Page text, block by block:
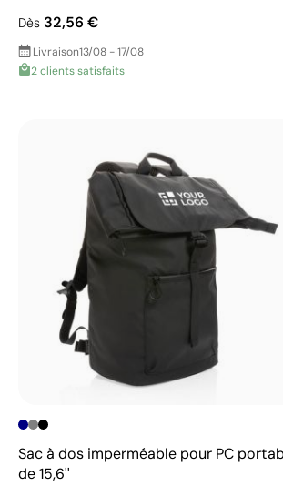
Dès 32,56 €
Livraison13/08 - 17/08
2 clients satisfaits
Sac à dos imperméable pour PC
de 15,6''